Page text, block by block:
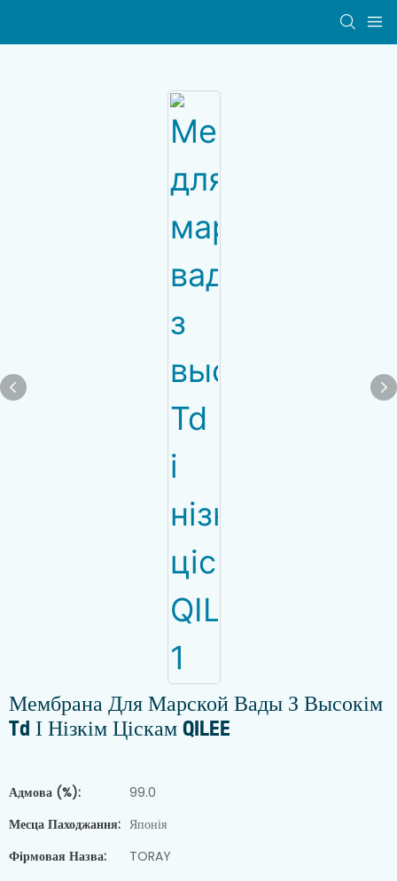
Мембрана Для Марской Вады З Высокім
Td І Нізкім Ціскам QILEE
Адмова (%):
99.0
Месца Паходжання: Японія
Фірмовая Назва:
TORAY